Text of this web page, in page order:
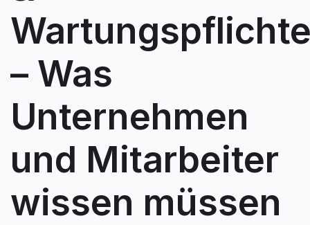
– Was
Unternehmen
und Mitarbeiter
wissen müssen